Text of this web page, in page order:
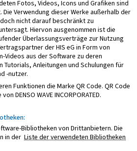
Fotos, Videos, Icons und Grafiken sind
Verwendung dieser Werke außerhalb der
nicht darauf beschränkt zu
Hiervon ausgenommen ist die
Überlassungsverträge zur Nutzung
der HIS eG in Form von
Videos aus der Software zu deren
Tutorials, Anleitungen und Schulungen für
-nutzer.
Funktionen die Marke QR Code. QR Code
DENSO WAVE INCORPORATED.
Bibliotheken von Drittanbietern. Die
in der Liste der verwendeten Bibliotheken